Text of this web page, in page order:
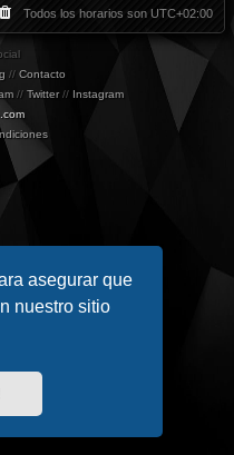
asegurar que
nuestro sitio
Todos los horarios son UTC+02:00
// Contacto
// Twitter// Instagram